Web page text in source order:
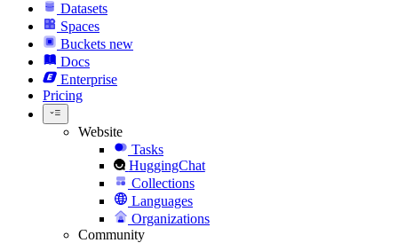
Datasets
Spaces
Buckets new
Docs
Enterprise
Pricing
Website
Tasks
HuggingChat
Collections
Languages
Organizations
Community